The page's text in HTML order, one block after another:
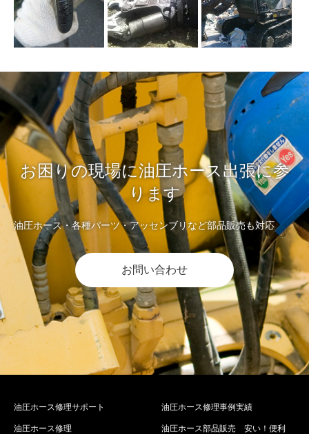
お困りの現場に油圧ホース出張に参
ります
油圧ホース・各種パーツ・アッセンブリなど部品販売も対応
お問い合わせ
油圧ホース修理サポート
油圧ホース修理
油圧ホース修理事例実績
油圧ホース部品販売 安い！便利